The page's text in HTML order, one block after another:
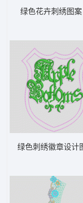
绿色花卉刺绣图案
绿色刺绣徽章设计